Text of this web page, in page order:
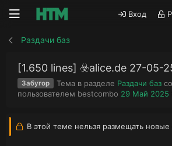
Вход
Раздачи баз
[1.650 lines] ☣️alice.de 27-05-
Забугор Тема в разделе Раздачи баз
пользователем А
о
bestcombo Д
а
29 Май 2025
В этой теме нельзя размещать новые